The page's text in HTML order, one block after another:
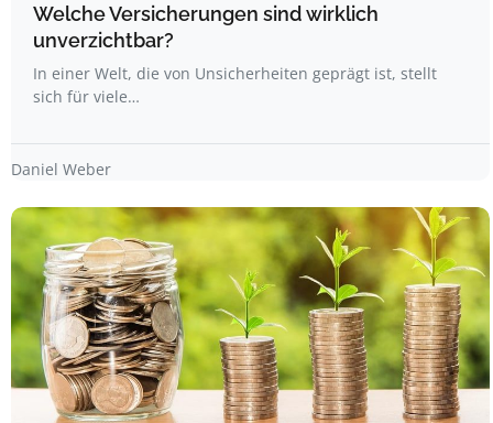
Welche Versicherungen sind wirklich
unverzichtbar?
In einer Welt, die von Unsicherheiten geprägt ist, stellt
sich für viele…
Daniel Weber